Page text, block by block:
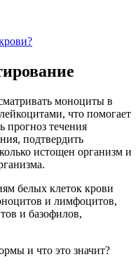
моноциты в
что помогает
прогноз течения
подтвердить
истощен организм и
белых клеток крови
и лимфоцитов,
и базофилов,
и что это значит?